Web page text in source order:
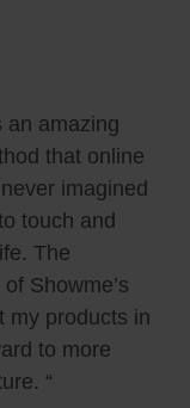
an amazing
that online
imagined
touch and
The
Showme’s
my products in
to more
“